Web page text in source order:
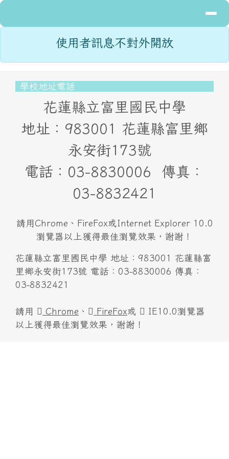
跳至主內容區
花蓮縣立富里國民中學
導覽列
使用者訊息不對外開放
頁尾區域內容
學校地址電話
花蓮縣立富里國民中學
地址：983001 花蓮縣富里鄉
永安街173號
電話：03-8830006 傳真：
03-8832421
請用Chrome、FireFox或Internet Explorer 10.0
瀏覽器以上獲得最佳瀏覽效果，謝謝！
花蓮縣立富里國民中學 地址：983001 花蓮縣富
里鄉永安街173號 電話：03-8830006 傳真：
03-8832421
請用 Chrome 、 FireFox或
IE10.0瀏覽器
以上獲得最佳瀏覽效果，謝謝！